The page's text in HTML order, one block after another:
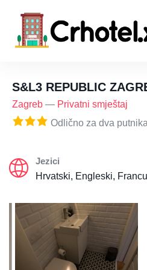
S&L3 REPUBLIC
Zagreb — Privatni smještaj
Odlično za dva putnika
Jezici
Hrvatski, Engleski,